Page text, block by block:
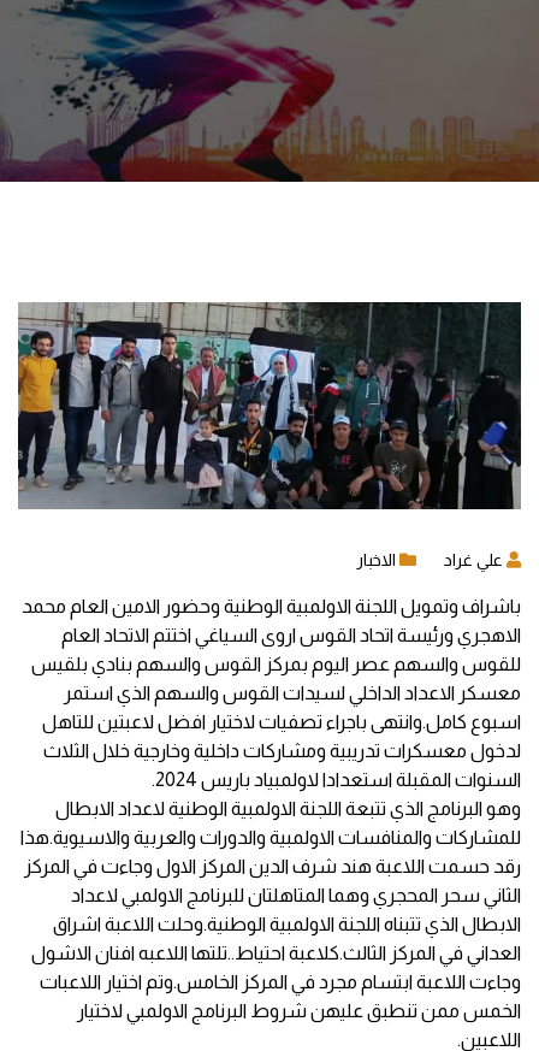
علي غراد الاخبار
باشراف وتمويل اللجنة الاولمبية الوطنية وحضور الامين العام محمد
الاهجري ورئيسة اتحاد القوس اروى السياغي اختتم الاتحاد العام
للقوس والسهم عصر اليوم بمركز القوس والسهم بنادي بلقيس
معسكر الاعداد الداخلي لسيدات القوس والسهم الذي استمر
اسبوع كامل.وانتهى باجراء تصفيات لاختيار افضل لاعبتين للتاهل
لدخول معسكرات تدريبية ومشاركات داخلية وخارجية خلال الثلاث
السنوات المقبلة استعدادا لاولمبياد باريس 2024.
وهو البرنامج الذي تتبعة اللجنة الاولمبية الوطنية لاعداد الابطال
للمشاركات والمنافسات الاولمبية والدورات والعربية والاسيوية.هذا
رقد حسمت اللاعبة هند شرف الدين المركز الاول وجاءت في المركز
الثاني سحر المحجري وهما المتاهلتان للبرنامج الاولمبي لاعداد
الابطال الذي تتبناه اللجنة الاولمبية الوطنية.وحلت اللاعبة اشراق
العداني في المركز الثالث.كلاعبة احتياط..تلتها اللاعبه افنان الاشول
وجاءت اللاعبة ابتسام مجرد في المركز الخامس.وتم اختيار اللاعبات
الخمس ممن تنطبق عليهن شروط البرنامج الاولمبي لاختيار
اللاعبين.